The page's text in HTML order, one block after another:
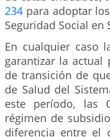
234 para adoptar
Seguridad Social en
En cualquier caso
garantizar la
de transición de
de Salud del
este período, las
régimen de
diferencia entre el